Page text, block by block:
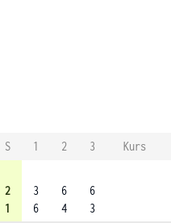
S 1 2 3
Kurs
2
1
3
6
6
4
6
3